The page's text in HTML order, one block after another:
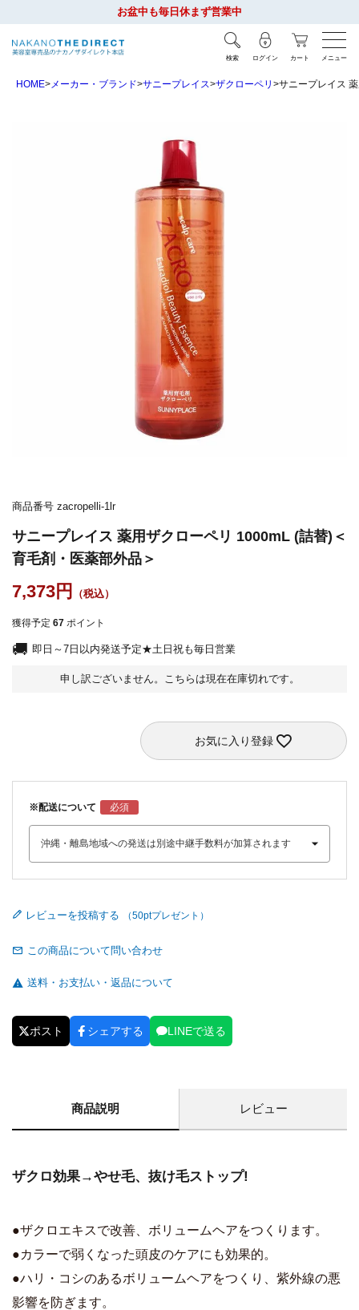
お盆中も毎日休まず営業中
検索 ログイン カート メニュー
HOME メーカー・ブランド サニープレイス ザクローペリ サニープレイス
商品番号 zacropelli-1lr
サニープレイス 薬用ザクローペリ 1000mL (詰替)＜
育毛剤・医薬部外品＞
7,373
獲得予定 67 ポイント
即日～7日以内発送予定★土日祝も毎日営業
申し訳ございません。こちらは現在在庫切れです。
お気に入り登録
※配送について
レビューを投稿する
この商品について問い合わせ
送料・お支払い・返品について
ポスト シェアする LINEで送る
商品説明 レビュー
ザクロ効果→やせ毛、抜け毛ストップ!
●ザクロエキスで改善、ボリュームヘアをつくります。
●カラーで弱くなった頭皮のケアにも効果的。
●ハリ・コシのあるボリュームヘアをつくり、紫外線の悪
影響を防ぎます。